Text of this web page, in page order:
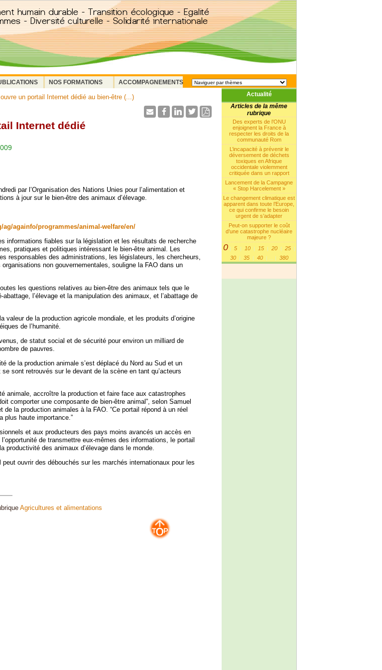
NOS FORMATIONS
ACCOMPAGNEMENTS
Actualité
Articles de la même
rubrique
Des experts de l’ONU
enjoignent la France à
respecter les droits de la
communauté Rom
L’incapacité à prévenir le
déversement de déchets
toxiques en Afrique
occidentale violemment
critiquée dans un rapport
Lancement de la Campagne
« Stop Harcelement »
Le changement climatique est
apparent dans toute l’Europe,
ce qui confirme le besoin
urgent de s’adapter
Peut-on supporter le coût
d’une catastrophe nucléaire
majeure ?
0| 5 | 10 | 15 | 20 | 25 |
30 | 35 | 40 | | 380
un portail Internet dédié au bien-être (...)
Internet dédié
par l’Organisation des Nations Unies pour l’alimentation et
à jour sur le bien-être des animaux d’élevage.
ag/againfo/programmes/animal-welfare/en/
informations fiables sur la législation et les résultats de recherche
pratiques et politiques intéressant le bien-être animal. Les
responsables des administrations, les législateurs, les chercheurs,
organisations non gouvernementales, souligne la FAO dans un
les questions relatives au bien-être des animaux tels que le
l’élevage et la manipulation des animaux, et l’abattage de
valeur de la production agricole mondiale, et les produits d’origine
de l’humanité.
de statut social et de sécurité pour environ un milliard de
de pauvres.
de la production animale s’est déplacé du Nord au Sud et un
sont retrouvés sur le devant de la scène en tant qu’acteurs
animale, accroître la production et faire face aux catastrophes
comporter une composante de bien-être animal”, selon Samuel
la production animales à la FAO. “Ce portail répond à un réel
plus haute importance.”
et aux producteurs des pays moins avancés un accès en
de transmettre eux-mêmes des informations, le portail
productivité des animaux d’élevage dans le monde.
ouvrir des débouchés sur les marchés internationaux pour les
Agricultures et alimentations